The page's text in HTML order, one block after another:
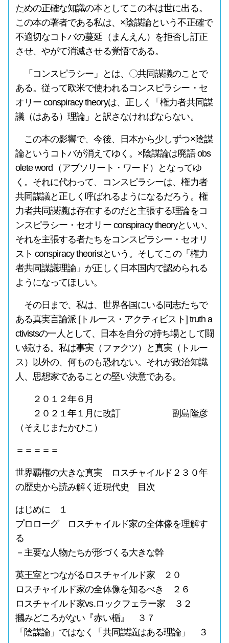
ための正確な知識の本としてこの本は世に出る。
この本の著者である私は、×陰謀論という不正確で
不適切なコトバの蔓延（まんえん）を拒否し訂正
させ、やがて消滅させる覚悟である。
「コンスピラシー」とは、〇共同謀議のことで
ある。従って欧米で使われるコンスピラシー・セ
オリー conspiracy theoryは、正しく「権力者共同謀
議（はある）理論」と訳さなければならない。
この本の影響で、今後、日本から少しずつ×陰謀
論というコトバが消えてゆく。×陰謀論は廃語 obs
olete word（アブソリート・ワード）となってゆ
く。それに代わって、コンスピラシーは、権力者
共同謀議と正しく呼ばれるようになるだろう。権
力者共同謀議は存在するのだと主張する理論をコ
ンスピラシー・セオリー conspiracy theoryといい、
それを主張する者たちをコンスピラシー・セオリ
スト conspiracy theoristという。そしてこの「権力
者共同謀議理論」が正しく日本国内で認められる
ようになってほしい。
その日まで、私は、世界各国にいる同志たちで
ある真実言論派 [トルース・アクティビスト] truth a
ctivistsの一人として、日本を自分の持ち場として闘
い続ける。私は事実（ファクツ）と真実（トルー
ス）以外の、何ものも恐れない。それが政治知識
人、思想家であることの堅い決意である。
２０１２年６月
２０２１年１月に改訂 副島隆彦
（そえじまたかひこ）
＝＝＝＝＝
世界覇権の大きな真実 ロスチャイルド２３０年
の歴史から読み解く近現代史 目次
はじめに １
プロローグ ロスチャイルド家の全体像を理解す
る
－主要な人物たちが形づくる大きな幹
英王室とつながるロスチャイルド家 ２０
ロスチャイルド家の全体像を知るべき ２６
ロスチャイルド家vs.ロックフェラー家 ３２
摑みどころがない『赤い楯』 ３７
「陰謀論」ではなく「共同謀議はある理論」 ３